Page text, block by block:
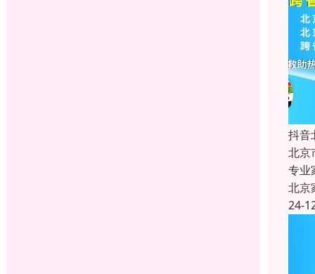
抖音
北京
专业
北京
24-